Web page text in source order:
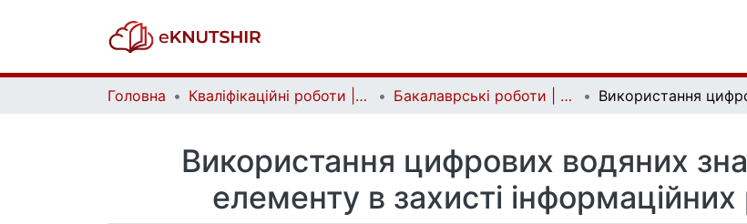
Головна Кваліфікаційні роботи | Qualifying works Бакалаврські роботи | Bachelor theses
Використання цифрових водяних
елементу в захисті інформаційних